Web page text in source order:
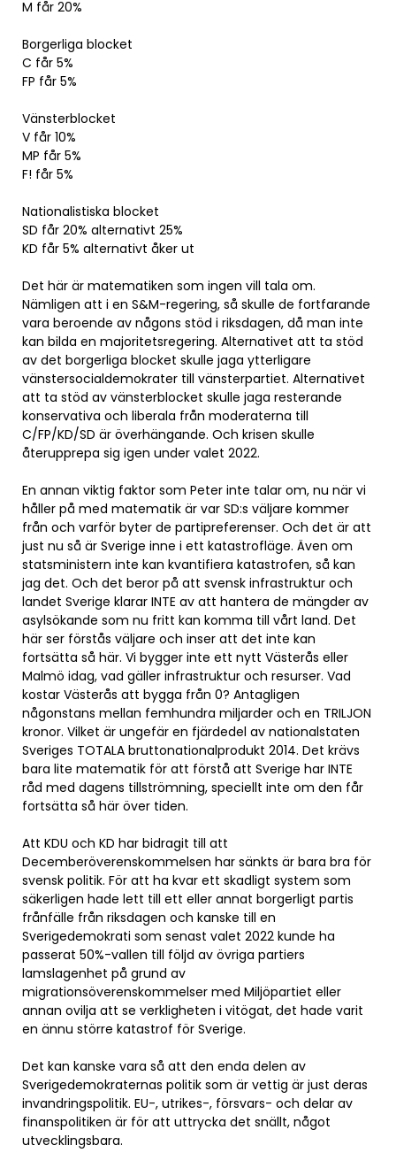
M får 20%
Borgerliga blocket
C får 5%
FP får 5%
Vänsterblocket
V får 10%
MP får 5%
F! får 5%
Nationalistiska blocket
SD får 20% alternativt 25%
KD får 5% alternativt åker ut
Det här är matematiken som ingen vill tala om.
Nämligen att i en S&M-regering, så skulle de fortfarande
vara beroende av någons stöd i riksdagen, då man inte
kan bilda en majoritetsregering. Alternativet att ta stöd
av det borgerliga blocket skulle jaga ytterligare
vänstersocialdemokrater till vänsterpartiet. Alternativet
att ta stöd av vänsterblocket skulle jaga resterande
konservativa och liberala från moderaterna till
C/FP/KD/SD är överhängande. Och krisen skulle
återupprepa sig igen under valet 2022.
En annan viktig faktor som Peter inte talar om, nu när vi
håller på med matematik är var SD:s väljare kommer
från och varför byter de partipreferenser. Och det är att
just nu så är Sverige inne i ett katastrofläge. Även om
statsministern inte kan kvantifiera katastrofen, så kan
jag det. Och det beror på att svensk infrastruktur och
landet Sverige klarar INTE av att hantera de mängder av
asylsökande som nu fritt kan komma till vårt land. Det
här ser förstås väljare och inser att det inte kan
fortsätta så här. Vi bygger inte ett nytt Västerås eller
Malmö idag, vad gäller infrastruktur och resurser. Vad
kostar Västerås att bygga från 0? Antagligen
någonstans mellan femhundra miljarder och en TRILJON
kronor. Vilket är ungefär en fjärdedel av nationalstaten
Sveriges TOTALA bruttonationalprodukt 2014. Det krävs
bara lite matematik för att förstå att Sverige har INTE
råd med dagens tillströmning, speciellt inte om den får
fortsätta så här över tiden.
Att KDU och KD har bidragit till att
Decemberöverenskommelsen har sänkts är bara bra för
svensk politik. För att ha kvar ett skadligt system som
säkerligen hade lett till ett eller annat borgerligt partis
frånfälle från riksdagen och kanske till en
Sverigedemokrati som senast valet 2022 kunde ha
passerat 50%-vallen till följd av övriga partiers
lamslagenhet på grund av
migrationsöverenskommelser med Miljöpartiet eller
annan ovilja att se verkligheten i vitögat, det hade varit
en ännu större katastrof för Sverige.
Det kan kanske vara så att den enda delen av
Sverigedemokraternas politik som är vettig är just deras
invandringspolitik. EU-, utrikes-, försvars- och delar av
finanspolitiken är för att uttrycka det snällt, något
utvecklingsbara.